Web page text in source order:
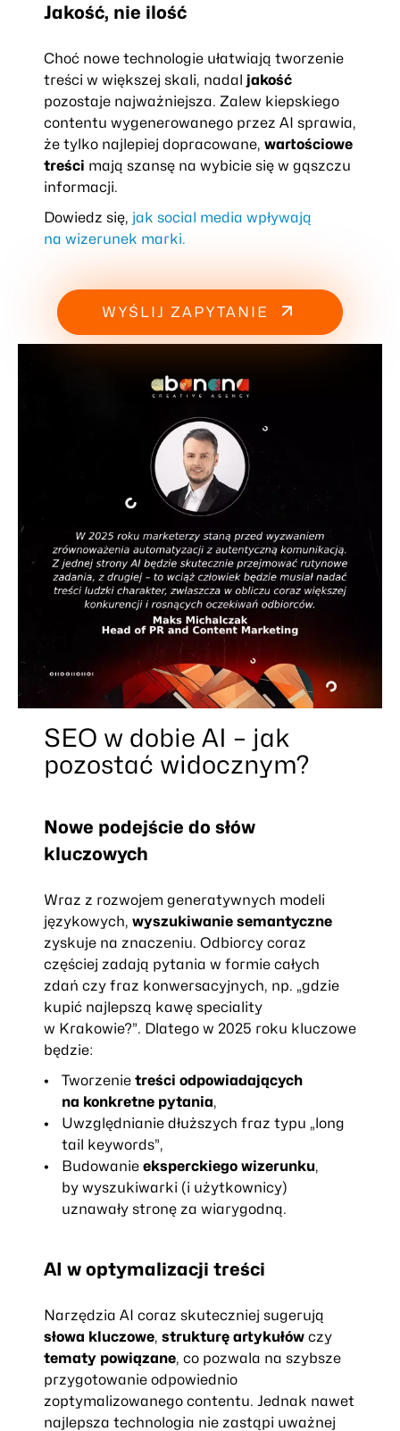
Jakość, nie ilość
Choć nowe technologie ułatwiają tworzenie
treści w większej skali, nadal jakość
pozostaje najważniejsza. Zalew kiepskiego
contentu wygenerowanego przez AI sprawia,
że tylko najlepiej dopracowane, wartościowe
treści mają szansę na wybicie się w gąszczu
informacji.
Dowiedz się, jak social media wpływają
na wizerunek marki.
WYŚLIJ ZAPYTANIE
SEO w dobie AI – jak
pozostać widocznym?
Nowe podejście do słów
kluczowych
Wraz z rozwojem generatywnych modeli
językowych, wyszukiwanie semantyczne
zyskuje na znaczeniu. Odbiorcy coraz
częściej zadają pytania w formie całych
zdań czy fraz konwersacyjnych, np. „gdzie
kupić najlepszą kawę speciality
w Krakowie?”. Dlatego w 2025 roku kluczowe
będzie:
Tworzenie treści odpowiadających
na konkretne pytania,
Uwzględnianie dłuższych fraz typu „long
tail keywords”,
Budowanie eksperckiego wizerunku,
by wyszukiwarki (i użytkownicy)
uznawały stronę za wiarygodną.
AI w optymalizacji treści
Narzędzia AI coraz skuteczniej sugerują
słowa kluczowe, strukturę artykułówczy
tematy powiązane, co pozwala na szybsze
przygotowanie odpowiednio
zoptymalizowanego contentu. Jednak nawet
najlepsza technologia nie zastąpi uważnej